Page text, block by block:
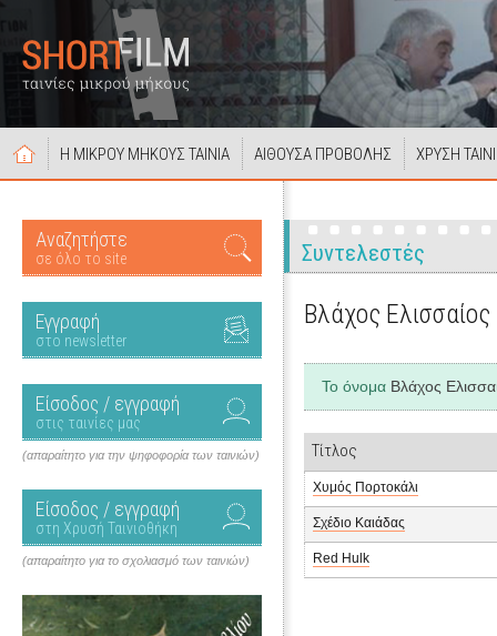
Η ΜΙΚΡΟΥ ΜΗΚΟΥΣ ΤΑΙΝΙΑ ΑΙΘΟΥΣΑ ΠΡΟΒΟΛΗΣ ΧΡΥΣΗ
Αναζητήστε
σε όλο το site
Εγγραφή
στο newsletter
Είσοδος / εγγραφή
στις ταινίες μας
(απαραίτητο για την ψηφοφορία των ταινιών)
Είσοδος / εγγραφή
στη Χρυσή Ταινιοθήκη
(απαραίτητο για το σχολιασμό των ταινιών)
Συντελεστές
Βλάχος Ελισσαίος
Το όνομα Βλάχος
Τίτλος
Χυμός Πορτοκάλι
Σχέδιο Καιάδας
Red Hulk